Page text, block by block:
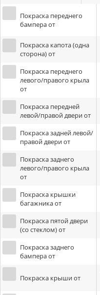
Покраска переднего
бампера от
Покраска капота (одна
сторона) от
Покраска переднего
левого/правого крыла
от
Покраска передней
левой/правой двери от
Покраска задней левой/
правой двери от
Покраска заднего
левого/правого крыла
от
Покраска крышки
багажника от
Покраска пятой двери
(со стеклом) от
Покраска заднего
бампера от
Покраска крыши от